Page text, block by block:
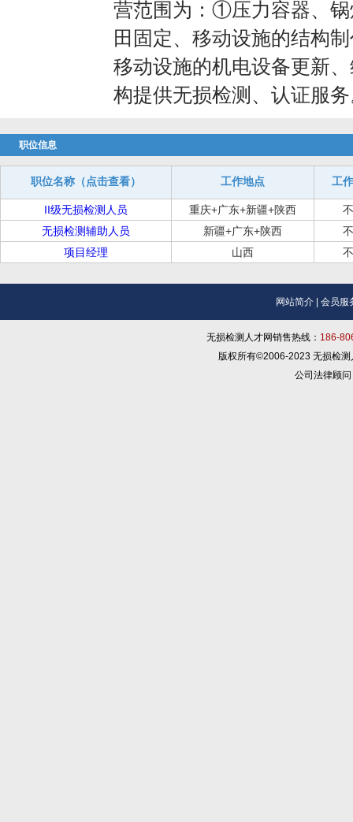
营范围为：①压力容器、
田固定、移动设施的结构
移动设施的机电设备更新
构提供无损检测、认证服
职位信息
职位名称（点击查看） 工作地点 工
II级无损检测人员 重庆+广东+新疆+陕西
无损检测辅助人员
新疆+广东+陕西
项目经理
山西
网站简介 会员服
无损检测人才网销售热线： 186-
版权所有©2006-2023 无损检
公司法律顾